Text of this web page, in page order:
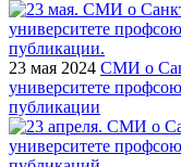
23 мая 2024 СМИ о
университете
публикации